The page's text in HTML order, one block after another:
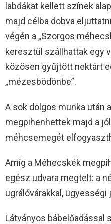
labdákat kellett színek
majd célba dobva
végén a „Szorgos
keresztül szállhattak egy
közösen gyűjtött nektárt
„mézesbödönbe”.
A sok dolgos munka után
megpihenhettek majd a
méhcsemegét
Amíg a Méhecskék
egész udvara megtelt: a
ugrálóvárakkal,
Látványos bábelőadással